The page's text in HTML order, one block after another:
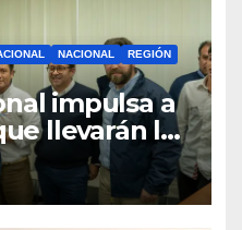
NACIONAL
REGIÓN
impulsa a
llevarán la
a